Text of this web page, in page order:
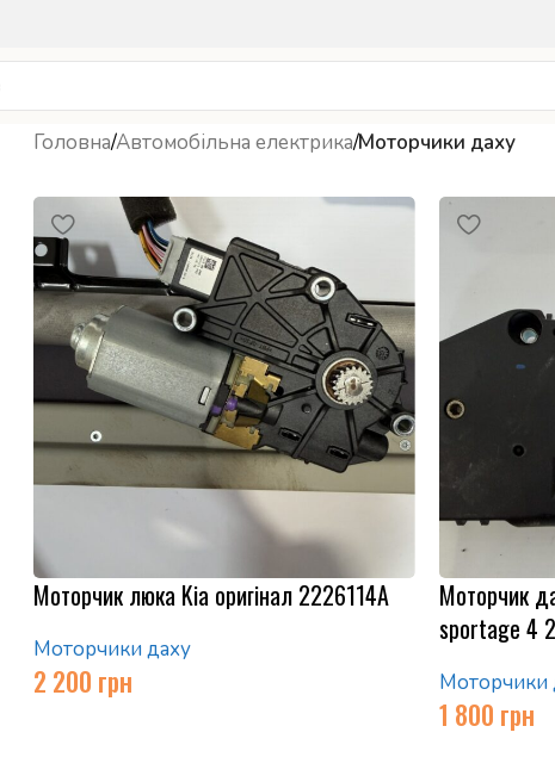
Головна/Автомобільна електрика/Моторчики даху
Моторчик люка Kia оригінал 2226114A
Моторчики даху
2 200 грн
Моторчик
sportage 4
Моторчики
1 800 грн